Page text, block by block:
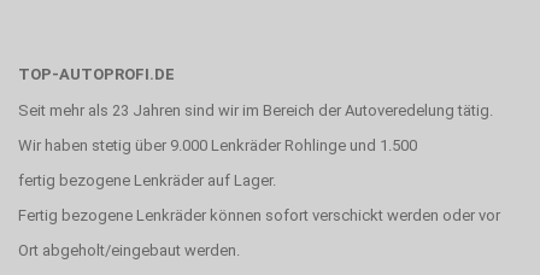
TOP-AUTOPROFI.DE
Seit mehr als 23 Jahren sind wir im Bereich der Autoveredelung tätig.
Wir haben stetig über 9.000 Lenkräder Rohlinge und 1.500
fertig bezogene Lenkräder auf Lager.
Fertig bezogene Lenkräder können sofort verschickt werden oder vor
Ort abgeholt/eingebaut werden.